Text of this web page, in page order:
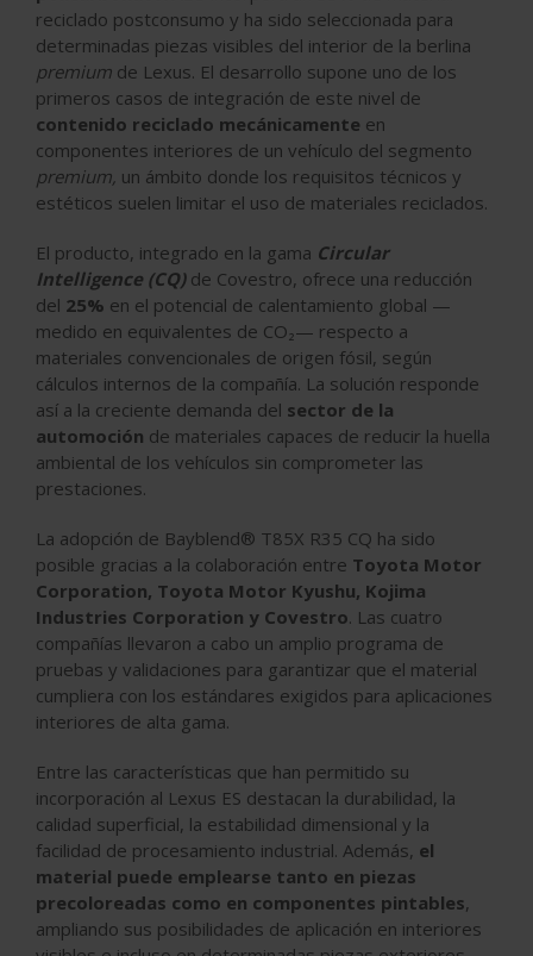
reciclado postconsumo y ha sido seleccionada para
determinadas piezas visibles del interior de la berlina
premium de Lexus. El desarrollo supone uno de los
primeros casos de integración de este nivel de
contenido reciclado mecánicamente en
componentes interiores de un vehículo del segmento
premium, un ámbito donde los requisitos técnicos y
estéticos suelen limitar el uso de materiales reciclados.
El producto, integrado en la gama Circular
Intelligence (CQ)de Covestro, ofrece una reducción
del 25% en el potencial de calentamiento global —
medido en equivalentes de CO₂— respecto a
materiales convencionales de origen fósil, según
cálculos internos de la compañía. La solución responde
así a la creciente demanda del sector de la
automoción de materiales capaces de reducir la huella
ambiental de los vehículos sin comprometer las
prestaciones.
La adopción de Bayblend® T85X R35 CQ ha sido
posible gracias a la colaboración entre Toyota Motor
Corporation, Toyota Motor Kyushu, Kojima
Industries Corporation y Covestro. Las cuatro
compañías llevaron a cabo un amplio programa de
pruebas y validaciones para garantizar que el material
cumpliera con los estándares exigidos para aplicaciones
interiores de alta gama.
Entre las características que han permitido su
incorporación al Lexus ES destacan la durabilidad, la
calidad superficial, la estabilidad dimensional y la
facilidad de procesamiento industrial. Además, el
material puede emplearse tanto en piezas
precoloreadas como en componentes pintables,
ampliando sus posibilidades de aplicación en interiores